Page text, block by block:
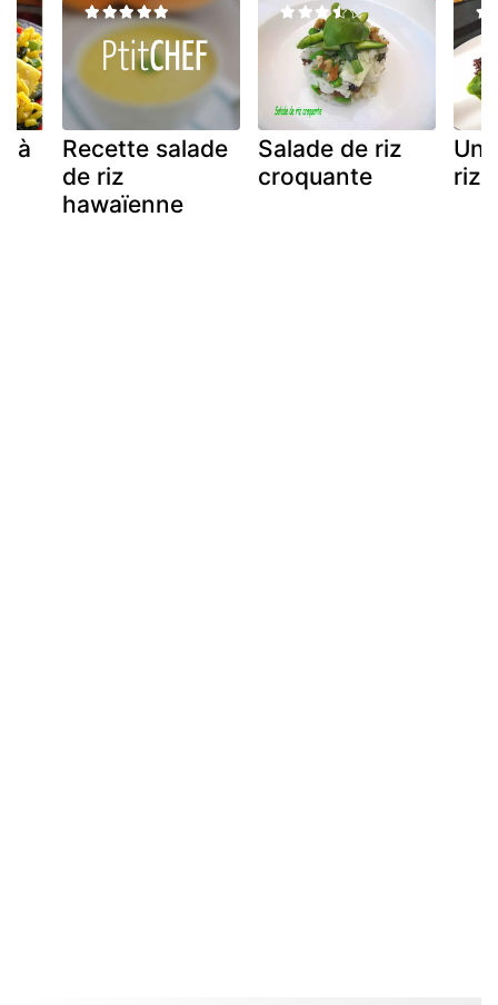
à
Recette salade
de riz
hawaïenne
Salade de riz
croquante
riz